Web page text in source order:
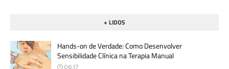
+ LIDOS
Hands-on de Verdade: Como Desenvolver
Sensibilidade Clínica na Terapia Manual
06:17